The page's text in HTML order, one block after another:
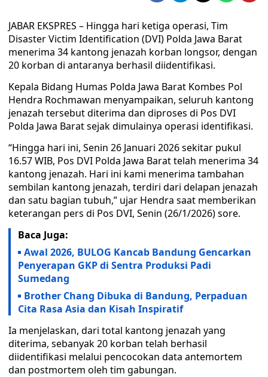
JABAR EKSPRES – Hingga hari ketiga operasi, Tim
Disaster Victim Identification (DVI) Polda Jawa Barat
menerima 34 kantong jenazah korban longsor, dengan
20 korban di antaranya berhasil diidentifikasi.
Kepala Bidang Humas Polda Jawa Barat Kombes Pol
Hendra Rochmawan menyampaikan, seluruh kantong
jenazah tersebut diterima dan diproses di Pos DVI
Polda Jawa Barat sejak dimulainya operasi identifikasi.
“Hingga hari ini, Senin 26 Januari 2026 sekitar pukul
16.57 WIB, Pos DVI Polda Jawa Barat telah menerima 34
kantong jenazah. Hari ini kami menerima tambahan
sembilan kantong jenazah, terdiri dari delapan jenazah
dan satu bagian tubuh,” ujar Hendra saat memberikan
keterangan pers di Pos DVI, Senin (26/1/2026) sore.
Baca Juga:
Awal 2026, BULOG Kancab Bandung Gencarkan
Penyerapan GKP di Sentra Produksi Padi
Sumedang
Brother Chang Dibuka di Bandung, Perpaduan
Cita Rasa Asia dan Kisah Inspiratif
Ia menjelaskan, dari total kantong jenazah yang
diterima, sebanyak 20 korban telah berhasil
diidentifikasi melalui pencocokan data antemortem
dan postmortem oleh tim gabungan.